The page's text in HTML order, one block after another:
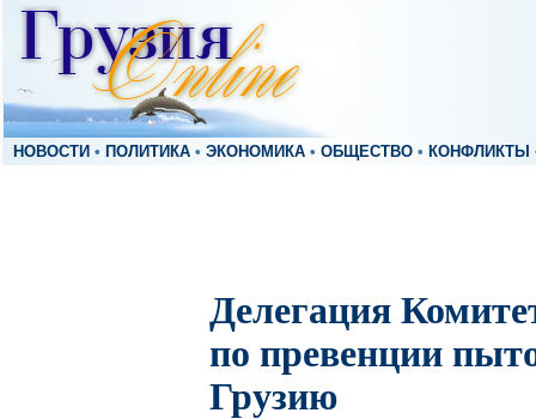
НОВОСТИ • ПОЛИТИКА • ЭКОНОМИКА • ОБЩЕСТВО • КОНФЛИКТЫ
Делегация
по превенции
Грузию